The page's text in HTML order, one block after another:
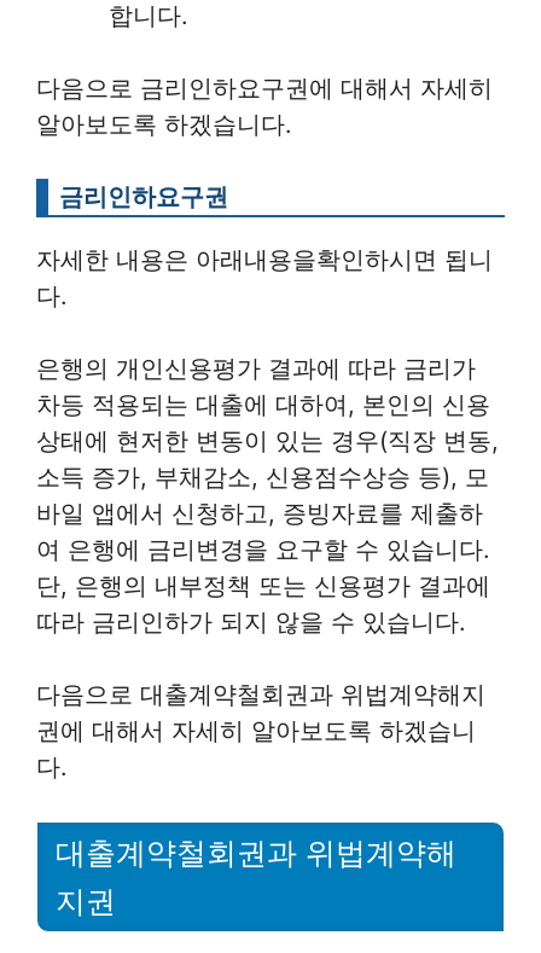
합니다.
다음으로 금리인하요구권에 대해서 자세히
알아보도록 하겠습니다.
금리인하요구권
자세한 내용은 아래내용을확인하시면 됩니
다.
은행의 개인신용평가 결과에 따라 금리가
차등 적용되는 대출에 대하여, 본인의 신용
상태에 현저한 변동이 있는 경우(직장 변동,
소득 증가, 부채감소, 신용점수상승 등), 모
바일 앱에서 신청하고, 증빙자료를 제출하
여 은행에 금리변경을 요구할 수 있습니다.
단, 은행의 내부정책 또는 신용평가 결과에
따라 금리인하가 되지 않을 수 있습니다.
다음으로 대출계약철회권과 위법계약해지
권에 대해서 자세히 알아보도록 하겠습니
다.
대출계약철회권과 위법계약해
지권